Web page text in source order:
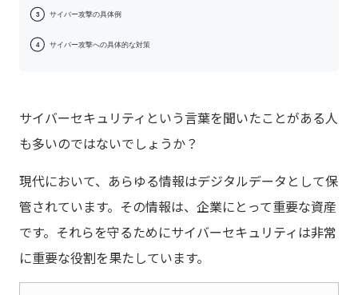
3 サイバー攻撃の具体例
4 サイバー攻撃への具体的な対策
サイバーセキュリティという言葉を聞いたことがある人
も多いのではないでしょうか？
現代において、あらゆる情報はデジタルデータとして保
管されています。その情報は、企業にとって重要な資産
です。それらを守るためにサイバーセキュリティは非常
に重要な役割を果たしています。